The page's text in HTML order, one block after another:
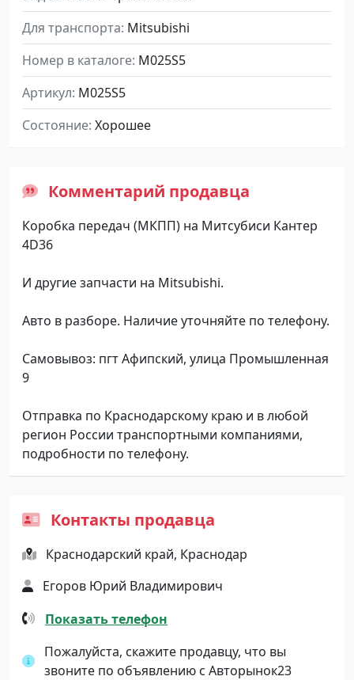
Для транспорта Mitsubishi
Номер в каталоге M025S5
Артикул M025S5
Состояние Хорошее
Комментарий продавца
Коробка передач (МКПП) на Митсубиси Кантер
4D36
И другие запчасти на Mitsubishi.
Авто в разборе. Наличие уточняйте по телефону.
Самовывоз: пгт Афипский, улица Промышленная
9
Отправка по Краснодарскому краю и в любой
регион России транспортными компаниями,
подробности по телефону.
Контакты продавца
Краснодарский край, Краснодар
Егоров Юрий Владимирович
Показать телефон
Пожалуйста, скажите продавцу, что вы
звоните по объявлению с Авторынок23